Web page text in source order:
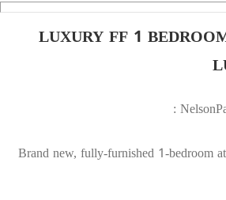
LUXURY FF 1
Brand new, fully-furnished 1-bedroom